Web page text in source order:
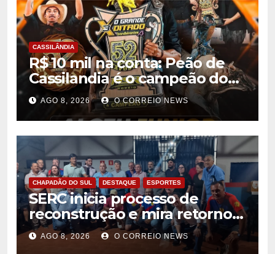
CASSILÂNDIA
R$ 10 mil na conta: Peão de
Cassilandia é o campeão do
desafio “O Grande Ditado
Bandeirantes” em
Rondonópolis
AGO 8, 2026 O CORREIO NEWS
CHAPADÃO DO SUL DESTAQUE ESPORTES
SERC inicia processo de
reconstrução e mira retorno
ao futebol profissional em
Chapadão do Sul
AGO 8, 2026 O CORREIO NEWS